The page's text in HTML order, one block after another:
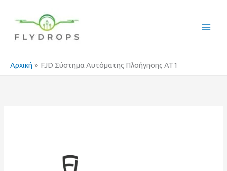
περιεχόμενο
Αρχική FJD Σύστημα Αυτόματης Πλοήγησης AT1